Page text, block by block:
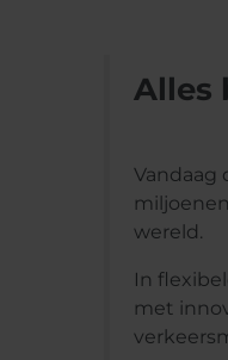
Alles
Vandaag
wereld.
In
met